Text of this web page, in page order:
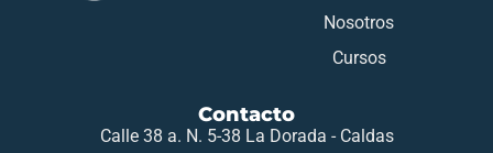
Nosotros
Cursos
Contacto
Calle 38 a. N. 5-38 La Dorada - Caldas